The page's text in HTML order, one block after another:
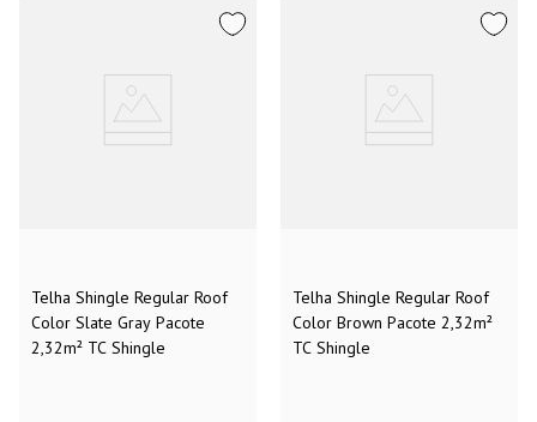
Telha Shingle Regular Roof
Color Slate Gray Pacote
2,32m² TC Shingle
Telha Shingle Regular Roof
Color Brown Pacote 2,32m²
TC Shingle